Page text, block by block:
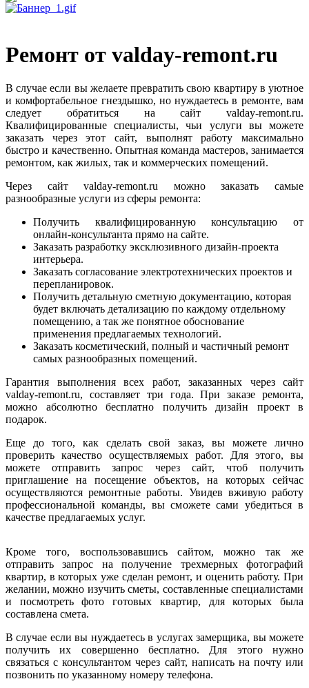
Ремонт от valday-remont.ru
В случае если вы желаете превратить свою квартиру в уютное
и комфортабельное гнездышко, но нуждаетесь в ремонте, вам
следует обратиться на сайт valday-remont.ru.
Квалифицированные специалисты, чьи услуги вы можете
заказать через этот сайт, выполнят работу максимально
быстро и качественно. Опытная команда мастеров, занимается
ремонтом, как жилых, так и коммерческих помещений.
Через сайт valday-remont.ru можно заказать самые
разнообразные услуги из сферы ремонта:
Получить квалифицированную консультацию от
онлайн-консультанта прямо на сайте.
Заказать разработку эксклюзивного дизайн-проекта
интерьера.
Заказать согласование электротехнических проектов и
перепланировок.
Получить детальную сметную документацию, которая
будет включать детализацию по каждому отдельному
помещению, а так же понятное обоснование
применения предлагаемых технологий.
Заказать косметический, полный и частичный ремонт
самых разнообразных помещений.
Гарантия выполнения всех работ, заказанных через сайт
valday-remont.ru, составляет три года. При заказе ремонта,
можно абсолютно бесплатно получить дизайн проект в
подарок.
Еще до того, как сделать свой заказ, вы можете лично
проверить качество осуществляемых работ. Для этого, вы
можете отправить запрос через сайт, чтоб получить
приглашение на посещение объектов, на которых сейчас
осуществляются ремонтные работы. Увидев вживую работу
профессиональной команды, вы сможете сами убедиться в
качестве предлагаемых услуг.
Кроме того, воспользовавшись сайтом, можно так же
отправить запрос на получение трехмерных фотографий
квартир, в которых уже сделан ремонт, и оценить работу. При
желании, можно изучить сметы, составленные специалистами
и посмотреть фото готовых квартир, для которых была
составлена смета.
В случае если вы нуждаетесь в услугах замерщика, вы можете
получить их совершенно бесплатно. Для этого нужно
связаться с консультантом через сайт, написать на почту или
позвонить по указанному номеру телефона.